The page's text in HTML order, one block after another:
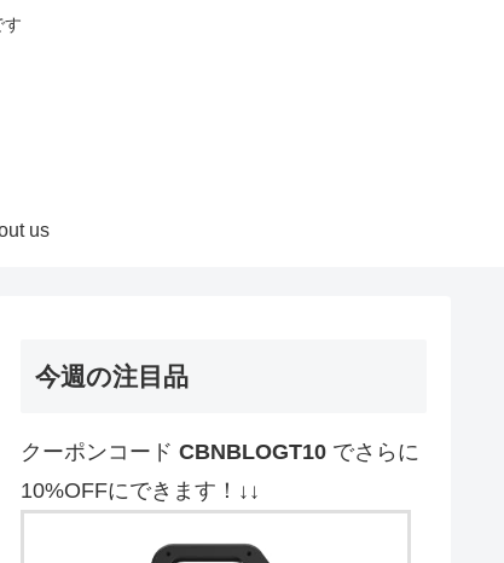
す
us
今週の注目品
クーポンコード CBNBLOGT10 でさらに
10%OFFにできます！↓↓